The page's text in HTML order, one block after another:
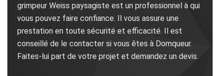
grimpeur Weiss paysagiste est un professionnel à qui
vous pouvez faire confiance. Il vous assure une
prestation en toute sécurité et efficacité. Il est
conseillé de le contacter si vous êtes à Domqueur.
Faites-lui part de votre projet et demandez un devis.